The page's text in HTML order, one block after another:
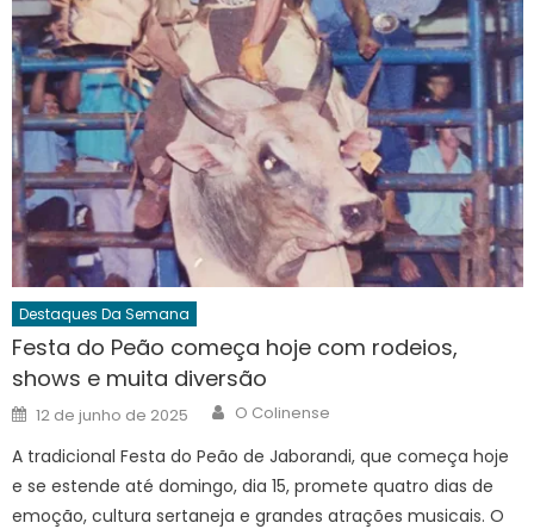
Destaques Da Semana
Festa do Peão começa hoje com rodeios,
shows e muita diversão
Posted
on
12 de junho de 2025 Author
O Colinense
A tradicional Festa do Peão de Jaborandi, que começa hoje
e se estende até domingo, dia 15, promete quatro dias de
emoção, cultura sertaneja e grandes atrações musicais. O